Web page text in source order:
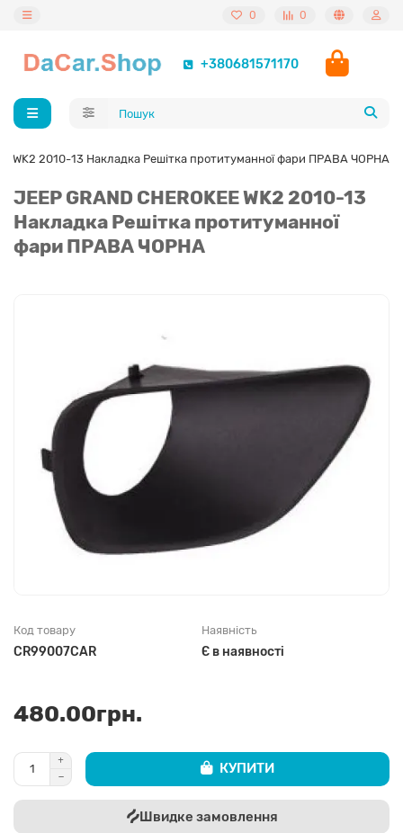
0 0
+380681571170
WK2 2010-13 Накладка Решітка протитуманної фари ПРАВА ЧОРНА
JEEP GRAND CHEROKEE WK2 2010-13
Накладка Решітка протитуманної
фари ПРАВА ЧОРНА
Код товару
CR99007CAR
Наявність
Є в наявності
480.00грн.
КУПИТИ
Швидке замовлення